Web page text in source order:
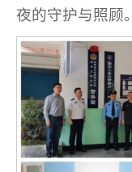
夜的守护与照顾。